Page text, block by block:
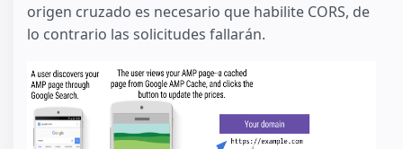
origen cruzado es necesario que habilite CORS, de
lo contrario las solicitudes fallarán.